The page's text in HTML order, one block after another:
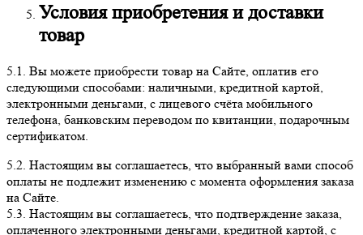
Условия приобретения и доставки
товар
5.1. Вы можете приобрести товар на Сайте, оплатив его
следующими способами: наличными, кредитной картой,
электронными деньгами, с лицевого счёта мобильного
телефона, банковским переводом по квитанции, подарочным
сертификатом.
5.2. Настоящим вы соглашаетесь, что выбранный вами способ
оплаты не подлежит изменению с момента оформления заказа
на Сайте.
5.3. Настоящим вы соглашаетесь, что подтверждение заказа,
оплаченного электронными деньгами, кредитной картой, с